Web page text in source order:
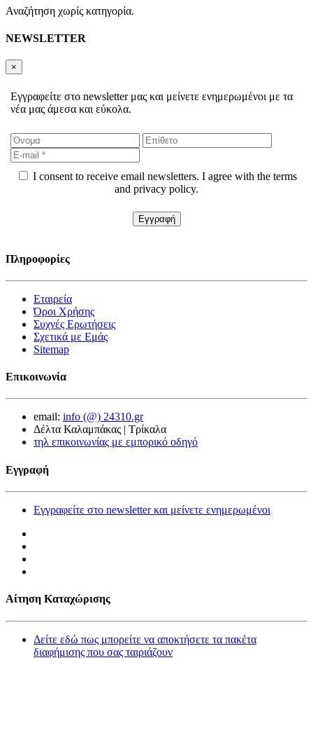
Αναζήτηση χωρίς κατηγορία.
NEWSLETTER
×
Εγγραφείτε στο newsletter μας και μείνετε ενημερωμένοι με τα
νέα μας άμεσα και εύκολα.
I consent to receive email newsletters. I agree with the terms
and privacy policy.
Πληροφορίες
Εταιρεία
Όροι Χρήσης
Συχνές Ερωτήσεις
Σχετικά με Εμάς
Sitemap
Επικοινωνία
email: info (@) 24310.gr
Δέλτα Καλαμπάκας | Τρίκαλα
τηλ επικοινωνίας με εμπορικό οδηγό
Εγγραφή
Εγγραφείτε στο newsletter και μείνετε ενημερωμένοι
Αίτηση Καταχώρισης
Δείτε εδώ πως μπορείτε να αποκτήσετε τα πακέτα
διαφήμισης που σας ταιριάζουν